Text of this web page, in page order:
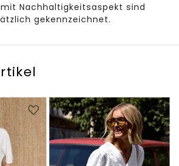
Nachhaltigkeitsaspekt sind
gekennzeichnet.